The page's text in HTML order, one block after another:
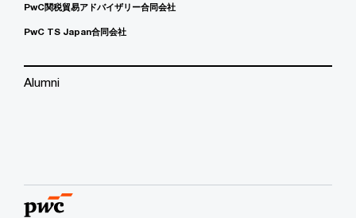
PwC関税貿易アドバイザリー合同会社
PwC TS Japan合同会社
Alumni